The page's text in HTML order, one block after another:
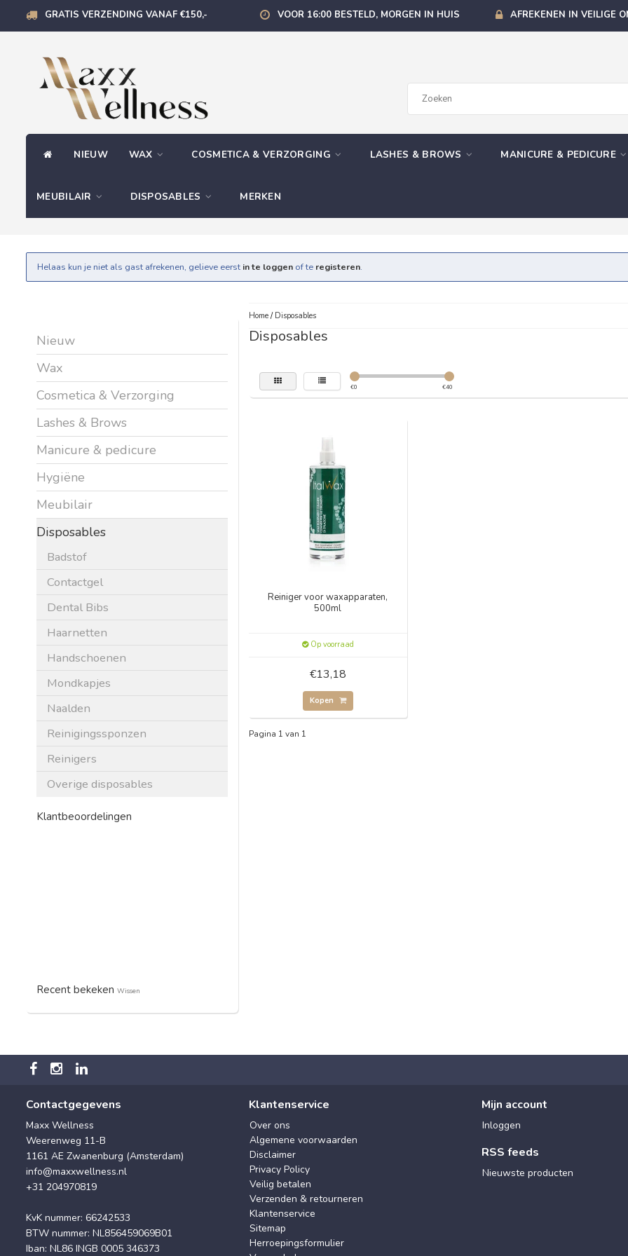
GRATIS VERZENDING VANAF €150,- VOOR 16:00 BESTELD, MORGEN IN HUIS AFREKENEN IN VEILIGE
NIEUW WAX COSMETICA & VERZORGING LASHES & BROWS MANICURE & PEDICURE
MEUBILAIR DISPOSABLES MERKEN
Helaas kun je niet als gast afrekenen, gelieve eerst in te loggen of te registeren.
Nieuw
Wax
Cosmetica & Verzorging
Lashes & Brows
Manicure & pedicure
Hygiëne
Meubilair
Disposables
Badstof
Contactgel
Dental Bibs
Haarnetten
Handschoenen
Mondkapjes
Naalden
Reinigingssponzen
Reinigers
Overige disposables
Klantbeoordelingen
Recent bekeken Wissen
Home/ Disposables
Disposables
€0 €40
Reiniger voor waxapparaten,
500ml
Op voorraad
€13,18
Kopen
Pagina 1 van 1
Contactgegevens
Maxx Wellness
Weerenweg 11-B
1161 AE Zwanenburg (Amsterdam)
info@maxxwellness.nl
+31 204970819
KvK nummer: 66242533
BTW nummer: NL856459069B01
Iban: NL86 INGB 0005 346373
Klantenservice
Over ons
Algemene voorwaarden
Disclaimer
Privacy Policy
Veilig betalen
Verzenden & retourneren
Klantenservice
Sitemap
Herroepingsformulier
Mijn account
Inloggen
RSS feeds
Nieuwste producten